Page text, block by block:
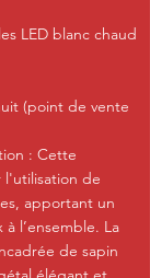
LED blanc chaud
(point de vente
: Cette
de
apportant un
l’ensemble. La
de sapin